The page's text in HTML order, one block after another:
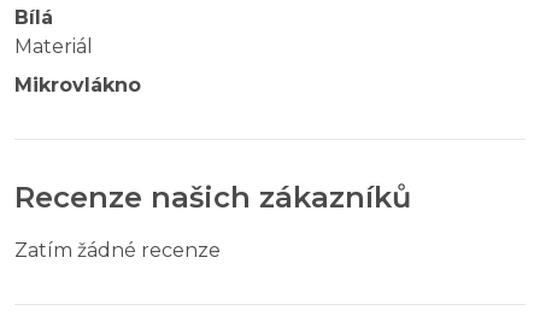
Bílá
Materiál
Mikrovlákno
Recenze našich zákazníků
Zatím žádné recenze